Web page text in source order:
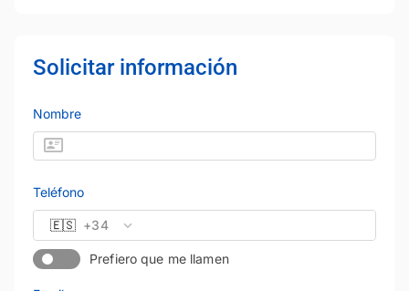
Solicitar información
Nombre
Teléfono
🇪🇸 +34
Prefiero que me llamen